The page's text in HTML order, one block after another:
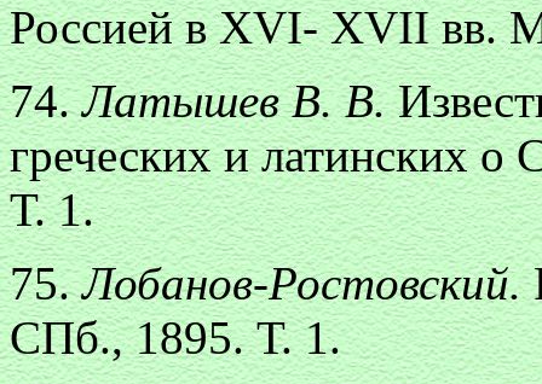
Россией в XVI- XVII вв.
74.Латышев В. В.
греческих и латинских
Т. 1.
75.Лобанов-Ростовский.
СПб., 1895. Т. 1.